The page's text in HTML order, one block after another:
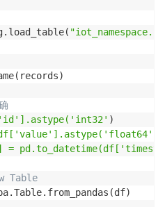
)
=
Table